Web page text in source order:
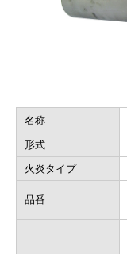
名称
形式
火炎タイプ
品番